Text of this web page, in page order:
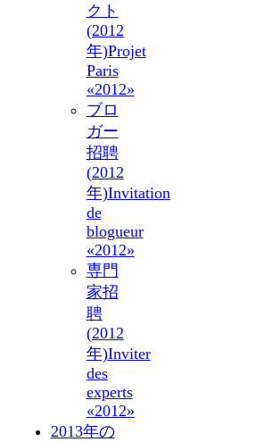
クト
(2012
年)Projet
Paris
«2012»
ブロ
ガー
招聘
(2012
年)Invitation
de
blogueur
«2012»
専門
家招
聘
(2012
年)Inviter
des
experts
«2012»
2013年の